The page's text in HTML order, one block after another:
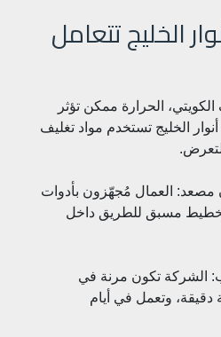
الخليج تتعامل
الحرارة ممكن تؤثر
الخليج تستخدم مواد تغليف
مصعد: العمال مُجهّزون بأدوات
مسبق للطريق داخل
الشركة تكون مرنة في
دقيقة، وتعمل في أيام